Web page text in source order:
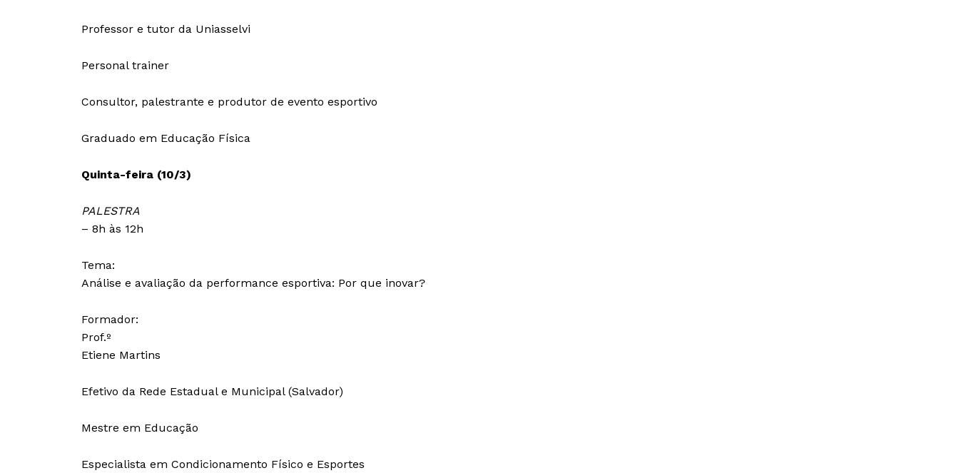
Professor e tutor da Uniasselvi
Personal trainer
Consultor, palestrante e produtor de evento esportivo
Graduado em Educação Física
Quinta-feira (10/3)
PALESTRA
– 8h às 12h
Tema:
Análise e avaliação da performance esportiva: Por que inovar?
Formador:
Prof.º
Etiene Martins
Efetivo da Rede Estadual e Municipal (Salvador)
Mestre em Educação
Especialista em Condicionamento Físico e Esportes